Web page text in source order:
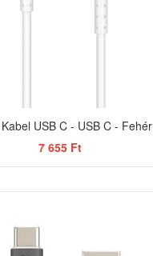
USB C - USB C - Fehér
7 655 Ft